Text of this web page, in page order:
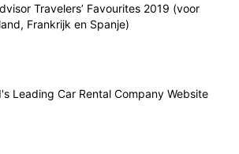
Travelers’ Favourites 2019 (voor
Frankrijk en Spanje)
Leading Car Rental Company Website